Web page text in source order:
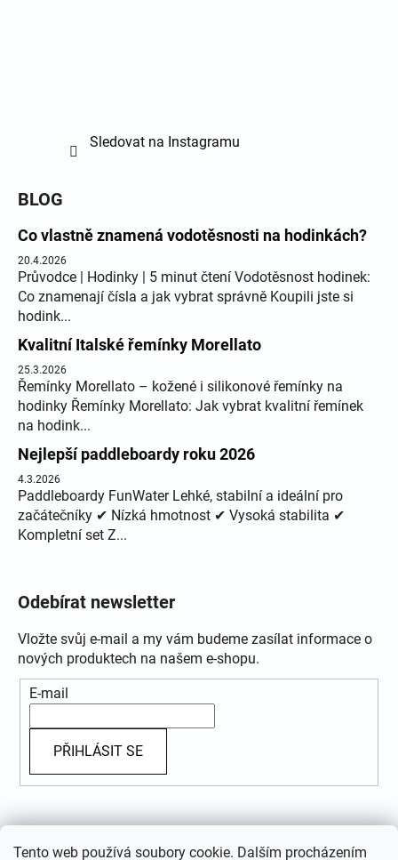
Tento web používá soubory cookie. Dalším procházením
Sledovat na Instagramu
BLOG
Co vlastně znamená vodotěsnosti na hodinkách?
20.4.2026
Průvodce | Hodinky | 5 minut čtení Vodotěsnost hodinek:
Co znamenají čísla a jak vybrat správně Koupili jste si
hodink...
Kvalitní Italské řemínky Morellato
25.3.2026
Řemínky Morellato – kožené i silikonové řemínky na
hodinky Řemínky Morellato: Jak vybrat kvalitní řemínek
na hodink...
Nejlepší paddleboardy roku 2026
4.3.2026
Paddleboardy FunWater Lehké, stabilní a ideální pro
začátečníky ✔ Nízká hmotnost ✔ Vysoká stabilita ✔
Kompletní set Z...
Odebírat newsletter
Vložte svůj e-mail a my vám budeme zasílat informace o
nových produktech na našem e-shopu.
E-mail
PŘIHLÁSIT SE